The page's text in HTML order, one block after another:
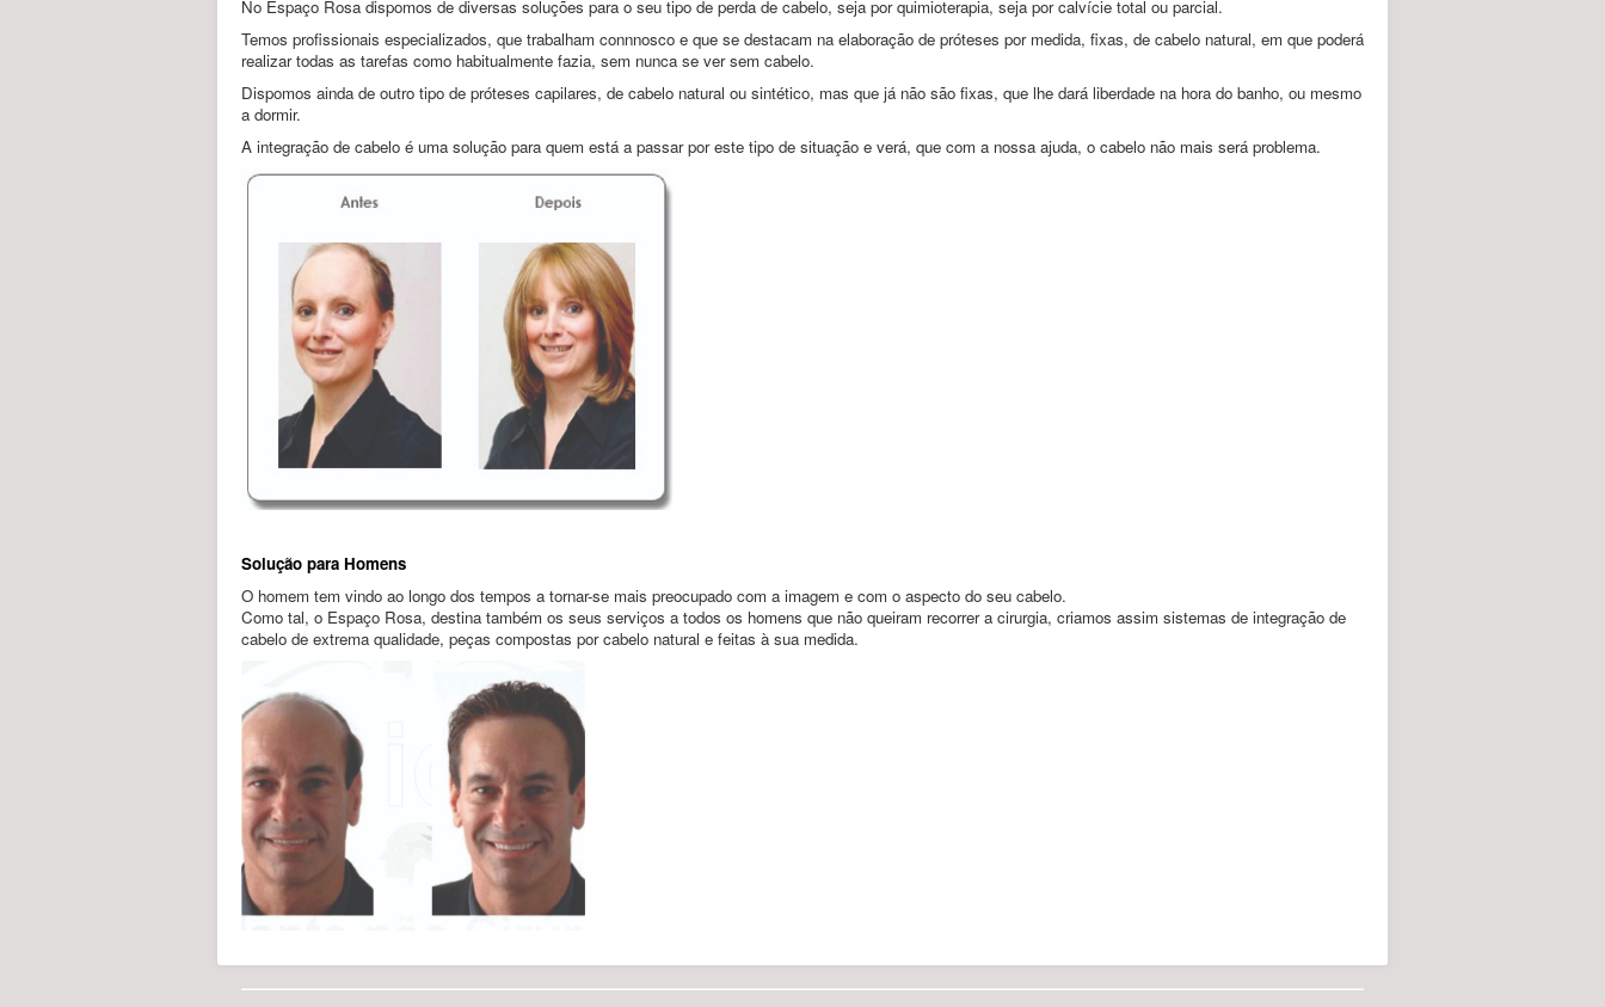
No Espaço Rosa dispomos de diversas soluções para o seu tipo de perda de cabelo, seja por quimioterapia, seja por calvície total ou parcial.
Temos profissionais especializados, que trabalham connnosco e que se destacam na elaboração de próteses por medida, fixas, de cabelo natural, em que poderá
realizar todas as tarefas como habitualmente fazia, sem nunca se ver sem cabelo.
Dispomos ainda de outro tipo de próteses capilares, de cabelo natural ou sintético, mas que já não são fixas, que lhe dará liberdade na hora do banho, ou mesmo
a dormir.
A integração de cabelo é uma solução para quem está a passar por este tipo de situação e verá, que com a nossa ajuda, o cabelo não mais será problema.
Solução para Homens
O homem tem vindo ao longo dos tempos a tornar-se mais preocupado com a imagem e com o aspecto do seu cabelo.
Como tal, o Espaço Rosa, destina também os seus serviços a todos os homens que não queiram recorrer a cirurgia, criamos assim sistemas de integração de
cabelo de extrema qualidade, peças compostas por cabelo natural e feitas à sua medida.